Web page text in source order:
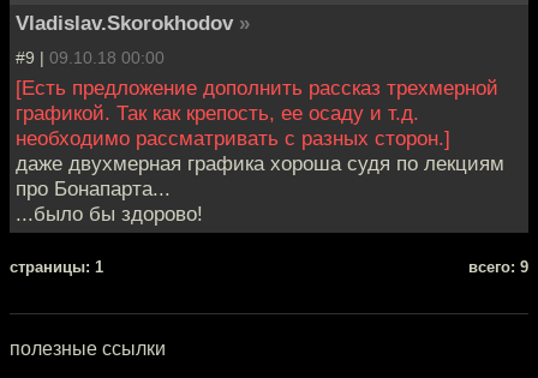
Vladislav.Skorokhodov »
#9 | 09.10.18 00:00
[Есть предложение дополнить рассказ трехмерной
графикой. Так как крепость, ее осаду и т.д.
необходимо рассматривать с разных сторон.]
даже двухмерная графика хороша судя по лекциям
про Бонапарта...
...было бы здорово!
cтраницы: 1 всего: 9
полезные ссылки